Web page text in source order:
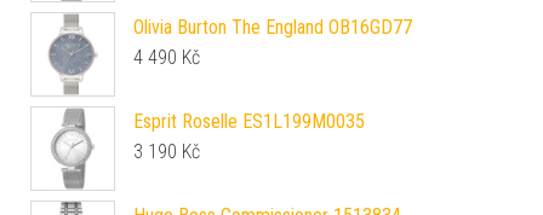
Olivia Burton The England OB16GD77
4 490 Kč
Esprit Roselle ES1L199M0035
3 190 Kč